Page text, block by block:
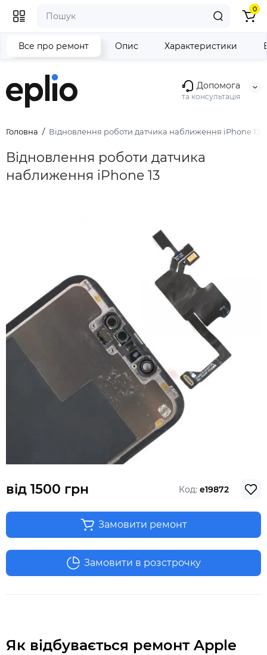
Допомога
та консультація
0
Головна Відновлення роботи датчика наближення iPhone 13
Відновлення роботи датчика
наближення iPhone 13
Все про ремонт Опис Характеристики
від 1500 грн Код: e19872
Замовити ремонт
Замовити в розстрочку
Як відбувається ремонт Apple